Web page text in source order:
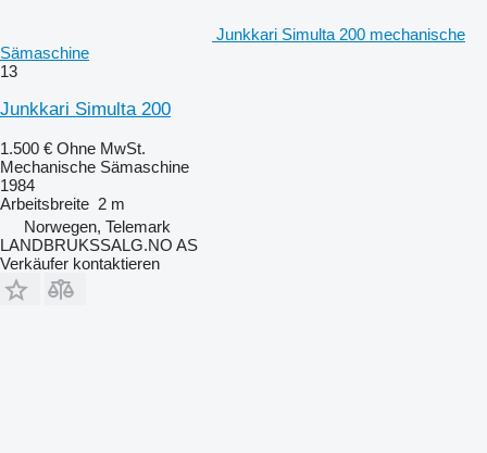
Junkkari Simulta 200 mechanische
Sämaschine
13
Junkkari Simulta 200
1.500 € Ohne MwSt.
Mechanische Sämaschine
1984
Arbeitsbreite 2 m
Norwegen, Telemark
LANDBRUKSSALG.NO AS
Verkäufer kontaktieren